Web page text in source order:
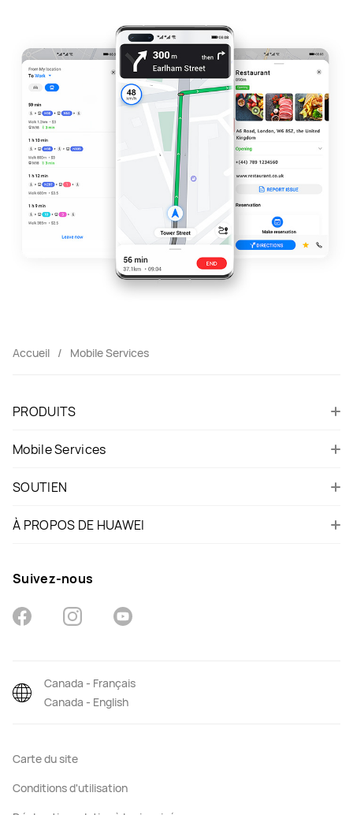
Accueil Mobile Services
PRODUITS
Mobile Services
SOUTIEN
À PROPOS DE HUAWEI
Suivez-nous
Carte du site
Conditions d'utilisation
Canada - Français
Canada - English